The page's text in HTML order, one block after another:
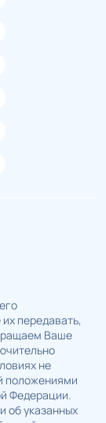
передавать,
Ваше
не
положениями
Федерации.
об указанных